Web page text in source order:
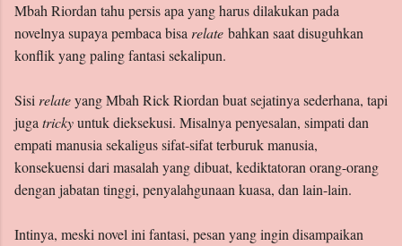
Mbah Riordan tahu persis apa yang harus dilakukan pada
novelnya supaya pembaca bisarelate bahkan saat disuguhkan
konflik yang paling fantasi sekalipun.
Sisirelateyang Mbah Rick Riordan buat sejatinya sederhana, tapi
jugatrickyuntuk dieksekusi. Misalnya penyesalan, simpati dan
empati manusia sekaligus sifat-sifat terburuk manusia,
konsekuensi dari masalah yang dibuat, kediktatoran orang-orang
dengan jabatan tinggi, penyalahgunaan kuasa, dan lain-lain.
Intinya, meski novel ini fantasi, pesan yang ingin disampaikan